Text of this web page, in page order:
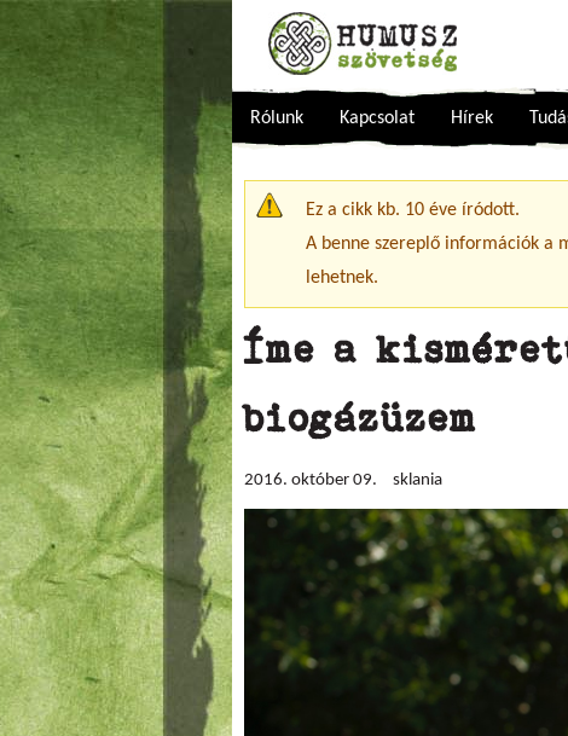
Rólunk Kapcsolat Hírek
Figyelmeztető üzenet
Ez a cikk kb. 10 éve íródott.
A benne szereplő információk a
lehetnek.
Íme a
biogázüzem
2016. október 09. sklania